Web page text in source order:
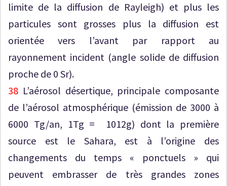
limite de la diffusion de Rayleigh) et plus les
particules sont grosses plus la diffusion est
orientée vers l’avant par rapport au
rayonnement incident (angle solide de diffusion
proche de 0 Sr).
38 L’aérosol désertique, principale composante
de l’aérosol atmosphérique (émission de 3000 à
6000 Tg/an, 1Tg = 1012g) dont la première
source est le Sahara, est à l’origine des
changements du temps « ponctuels » qui
peuvent embrasser de très grandes zones